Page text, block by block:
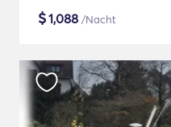
$1,088 /Nacht